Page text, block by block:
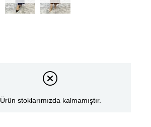
Ürün stoklarımızda kalmamıştır.